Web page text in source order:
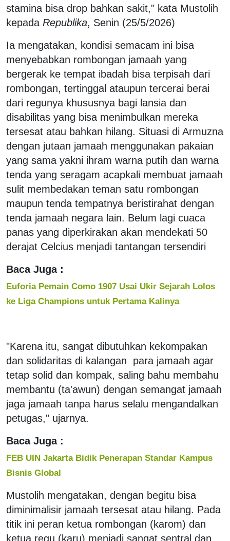
stamina bisa drop bahkan sakit," kata Mustolih
kepada Republika, Senin (25/5/2026)
Ia mengatakan, kondisi semacam ini bisa
menyebabkan rombongan jamaah yang
bergerak ke tempat ibadah bisa terpisah dari
rombongan, tertinggal ataupun tercerai berai
dari regunya khususnya bagi lansia dan
disabilitas yang bisa menimbulkan mereka
tersesat atau bahkan hilang. Situasi di Armuzna
dengan jutaan jamaah menggunakan pakaian
yang sama yakni ihram warna putih dan warna
tenda yang seragam acapkali membuat jamaah
sulit membedakan teman satu rombongan
maupun tenda tempatnya beristirahat dengan
tenda jamaah negara lain. Belum lagi cuaca
panas yang diperkirakan akan mendekati 50
derajat Celcius menjadi tantangan tersendiri
Baca Juga :
Euforia Pemain Como 1907 Usai Ukir Sejarah Lolos
ke Liga Champions untuk Pertama Kalinya
"Karena itu, sangat dibutuhkan kekompakan
dan solidaritas di kalangan para jamaah agar
tetap solid dan kompak, saling bahu membahu
membantu (ta'awun) dengan semangat jamaah
jaga jamaah tanpa harus selalu mengandalkan
petugas," ujarnya.
Baca Juga :
FEB UIN Jakarta Bidik Penerapan Standar Kampus
Bisnis Global
Mustolih mengatakan, dengan begitu bisa
diminimalisir jamaah tersesat atau hilang. Pada
titik ini peran ketua rombongan (karom) dan
ketua regu (karu) menjadi sangat sentral dan